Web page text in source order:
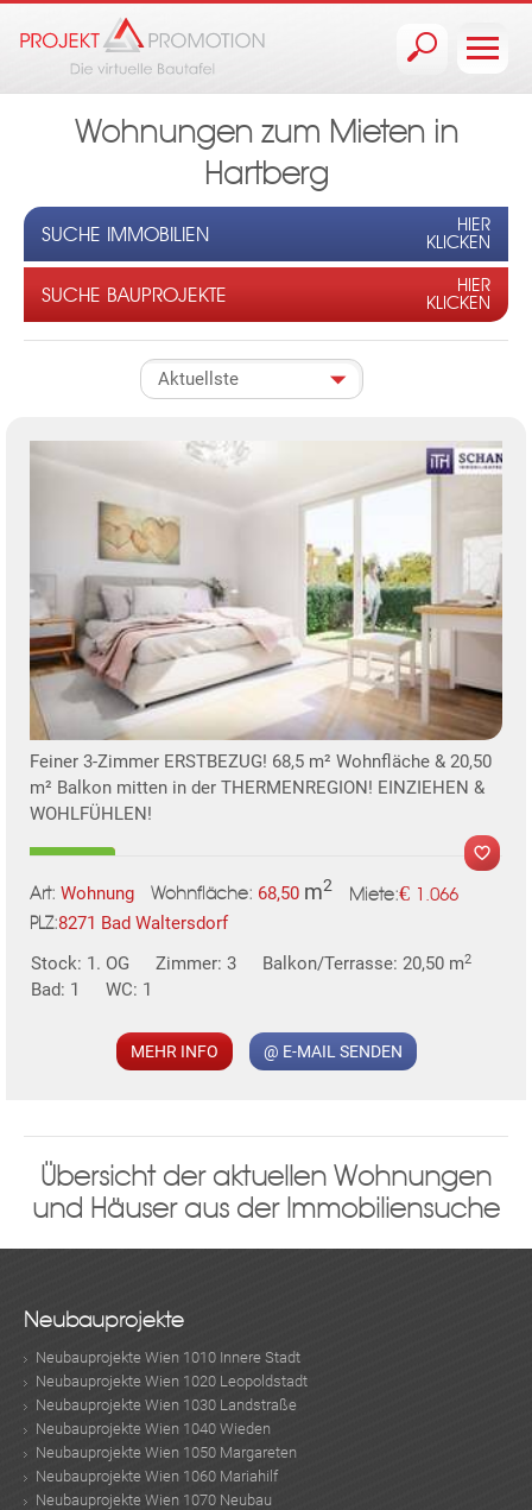
Wohnungen zum Mieten in
Hartberg
SUCHE IMMOBILIEN
HIER
KLICKEN
SUCHE BAUPROJEKTE
HIER
KLICKEN
Feiner 3-Zimmer ERSTBEZUG! 68,5 m² Wohnfläche & 20,50
m² Balkon mitten in der THERMENREGION! EINZIEHEN &
WOHLFÜHLEN!
Art: Wohnung Wohnfläche: 68,50 m2 Miete:€ 1.066
PLZ:8271 Bad Waltersdorf
Stock: 1. OG
Zimmer: 3 Balkon/Terrasse: 20,50 m2
Bad: 1 WC: 1
MEHR INFO @ E-MAIL SENDEN
Übersicht der aktuellen Wohnungen
und Häuser aus der Immobiliensuche
Neubauprojekte
Neubauprojekte Wien 1010 Innere Stadt
Neubauprojekte Wien 1020 Leopoldstadt
Neubauprojekte Wien 1030 Landstraße
Neubauprojekte Wien 1040 Wieden
Neubauprojekte Wien 1050 Margareten
Neubauprojekte Wien 1060 Mariahilf
Neubauprojekte Wien 1070 Neubau